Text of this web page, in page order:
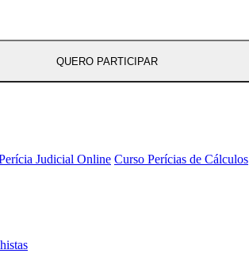
QUERO PARTICIPAR
Judicial Online Curso Perícias de Cálculos